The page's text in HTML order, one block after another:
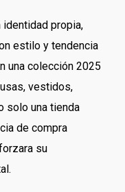
identidad propia,
estilo y tendencia
una colección 2025
vestidos,
solo una tienda
de compra
su